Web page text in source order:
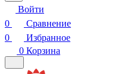
Войти
0
Сравнение
0
Избранное
0 Корзина